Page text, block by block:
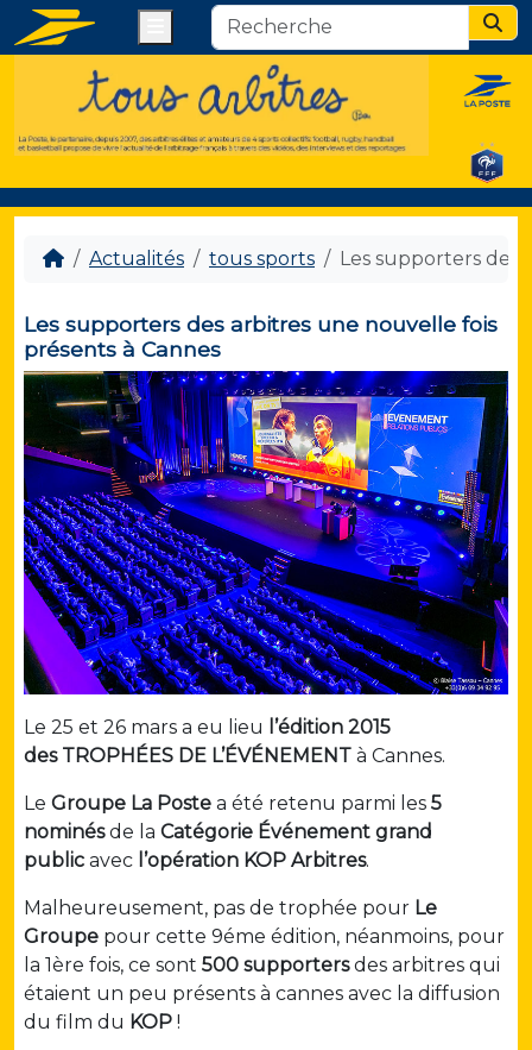
Actualités tous sports Les supporters des
Les supporters des arbitres une nouvelle fois
présents à Cannes
Le 25 et 26 mars a eu lieu
l’édition 2015
des TROPHÉES DE L’ÉVÉNEMENT à Cannes.
Le Groupe La Poste a été retenu parmi les 5
nominésde la Catégorie Événement grand
public avec l’opération KOP Arbitres.
Malheureusement, pas de trophée pour Le
Groupe pour cette 9éme édition, néanmoins, pour
la 1ère fois, ce sont 500 supportersdes arbitres qui
étaient un peu présents à cannes avec la diffusion
du film du KOP !